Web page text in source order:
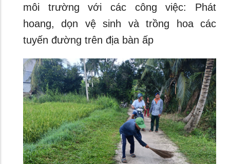
môi trường với các công việc: Phát
hoang, dọn vệ sinh và trồng hoa các
tuyến đường trên địa bàn ấp